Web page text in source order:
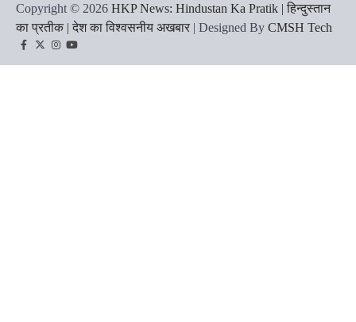
Copyright © 2026 HKP News: Hindustan Ka Pratik | हिन्दुस्तान
का प्रतीक | देश का विश्वसनीय अखबार | Designed By CMSH Tech
Facebook
TwitterInstagram
YouTube